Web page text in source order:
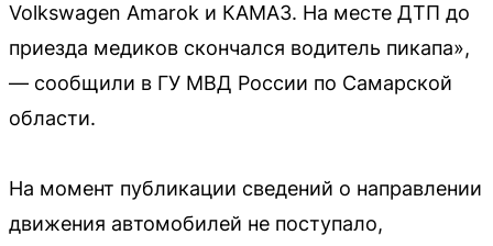
Volkswagen Amarok и КАМАЗ. На месте ДТП до
приезда медиков скончался водитель пикапа»,
— сообщили в ГУ МВД России по Самарской
области.
На момент публикации сведений о направлении
движения автомобилей не поступало,